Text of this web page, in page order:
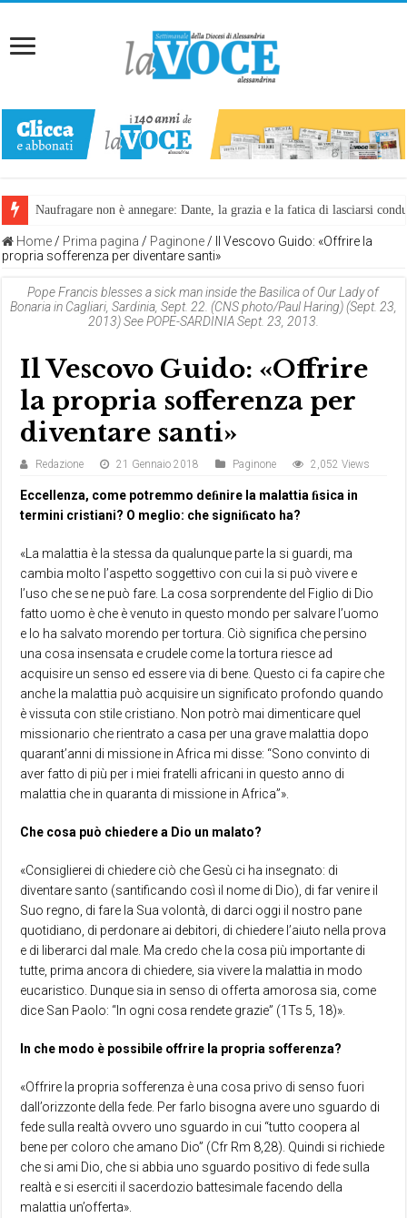
Naufragare non è annegare: Dante, la grazia e la fatica di lasciarsi
Home / Prima pagina / Paginone /
Il Vescovo Guido: «Offrire la
propria sofferenza per diventare santi»
Pope Francis blesses a sick man inside the Basilica of Our Lady of
Bonaria in Cagliari, Sardinia, Sept. 22. (CNS photo/Paul Haring) (Sept. 23,
2013) See POPE-SARDINIA Sept. 23, 2013.
Il Vescovo Guido: «Offrire
la propria sofferenza per
diventare santi»
Redazione 21 Gennaio 2018 Paginone 2,052 Views
Eccellenza, come potremmo deﬁnire la malattia ﬁsica in
termini cristiani? O meglio: che signiﬁcato ha?
«La malattia è la stessa da qualunque parte la si guardi, ma
cambia molto l’aspetto soggettivo con cui la si può vivere e
l’uso che se ne può fare. La cosa sorprendente del Figlio di Dio
fatto uomo è che è venuto in questo mondo per salvare l’uomo
e lo ha salvato morendo per tortura. Ciò significa che persino
una cosa insensata e crudele come la tortura riesce ad
acquisire un senso ed essere via di bene. Questo ci fa capire che
anche la malattia può acquisire un significato profondo quando
è vissuta con stile cristiano. Non potrò mai dimenticare quel
missionario che rientrato a casa per una grave malattia dopo
quarant’anni di missione in Africa mi disse: “Sono convinto di
aver fatto di più per i miei fratelli africani in questo anno di
malattia che in quaranta di missione in Africa”».
Che cosa può chiedere a Dio un malato?
«Consiglierei di chiedere ciò che Gesù ci ha insegnato: di
diventare santo (santificando così il nome di Dio), di far venire il
Suo regno, di fare la Sua volontà, di darci oggi il nostro pane
quotidiano, di perdonare ai debitori, di chiedere l’aiuto nella prova
e di liberarci dal male. Ma credo che la cosa più importante di
tutte, prima ancora di chiedere, sia vivere la malattia in modo
eucaristico. Dunque sia in senso di offerta amorosa sia, come
dice San Paolo: “In ogni cosa rendete grazie” (1Ts 5, 18)».
In che modo è possibile offrire la propria sofferenza?
«Offrire la propria sofferenza è una cosa privo di senso fuori
dall’orizzonte della fede. Per farlo bisogna avere uno sguardo di
fede sulla realtà ovvero uno sguardo in cui “tutto coopera al
bene per coloro che amano Dio” (Cfr Rm 8,28). Quindi si richiede
che si ami Dio, che si abbia uno sguardo positivo di fede sulla
realtà e si eserciti il sacerdozio battesimale facendo della
malattia un’offerta».